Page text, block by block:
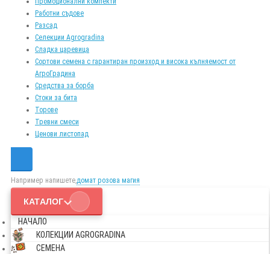
Работни съдове
Разсад
Селекции Agrogradina
Сладка царевица
Сортови семена с гарантиран произход и висока кълняемост от
АгроГрадина
Средства за борба
Стоки за бита
Торове
Тревни смеси
Ценови листопад
Например напишете,домат розова магия
КАТАЛОГ
НАЧАЛО
КОЛЕКЦИИ AGROGRADINA
СЕМЕНА